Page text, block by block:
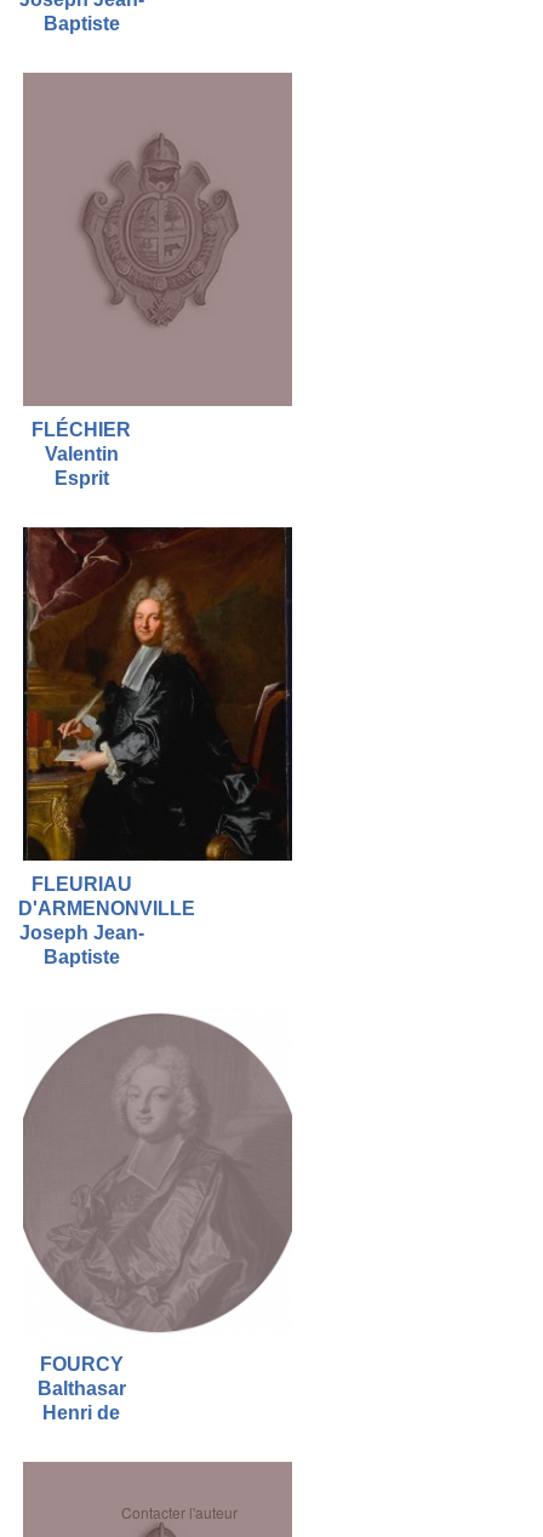
Baptiste
FLÉCHIER
Valentin
Esprit
FLEURIAU
D'ARMENONVILLE
Joseph Jean-
Baptiste
FOURCY
Balthasar
Henri de
Contacter l'auteur